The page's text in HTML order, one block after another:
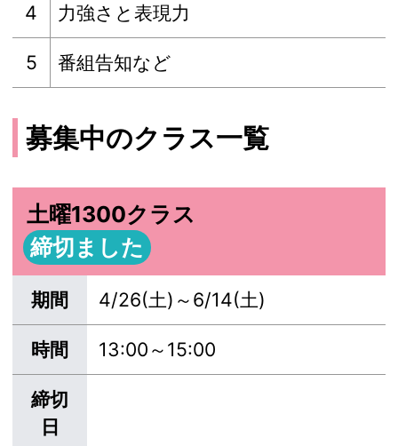
4 力強さと表現力
5 番組告知など
募集中のクラス一覧
土曜1300クラス
締切ました
期間 4/26(土)～6/14(土)
時間 13:00～15:00
締切
日